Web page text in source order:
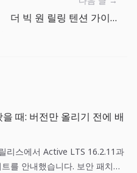
더 빅 원 릴링 텐션 가이드: 힘으로 버티기보다 흐름 읽기
때: 버전만 올리기 전에 배
리스에서 Active LTS 16.2.11과
를 안내했습니다. 보안 패치는